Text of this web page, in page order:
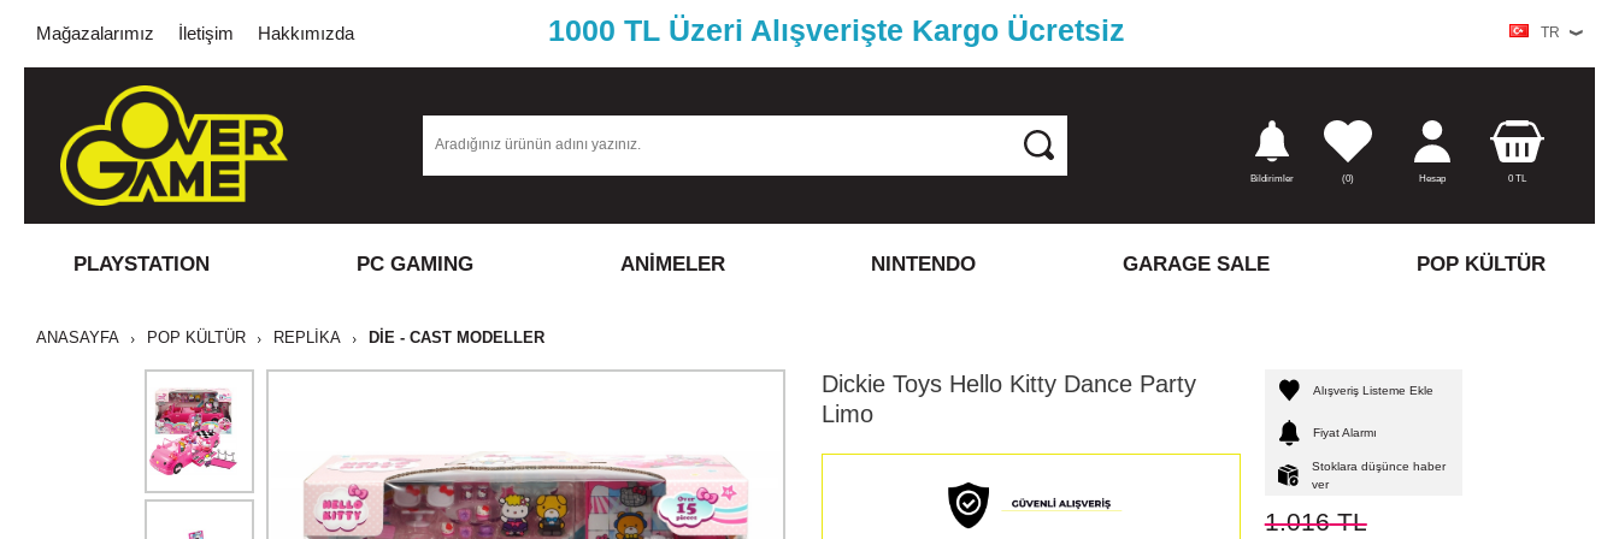
Mağazalarımız İletişim Hakkımızda 1000 TL Üzeri Alışverişte Kargo Ücretsiz TR
Bildirimler (0) Hesap 0TL
PLAYSTATION PC GAMING ANİMELER NINTENDO GARAGE SALE POP KÜLTÜR
ANASAYFA POP KÜLTÜR REPLİKA DIE - CAST MODELLER
Dickie Toys Hello Kitty Dance Party
Limo
Alışveriş Listeme Ekle
Fiyat Alarmı
Stoklara düşünce haber
ver
1.016TL